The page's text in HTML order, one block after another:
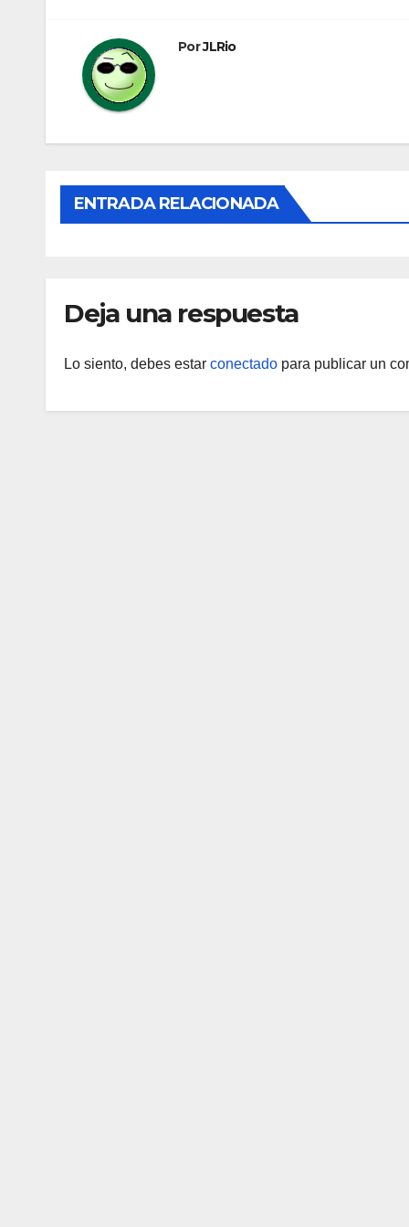
entradas
PorJLRio
ENTRADA RELACIONADA
Deja una respuesta
Lo siento, debes estar conectado para publicar un